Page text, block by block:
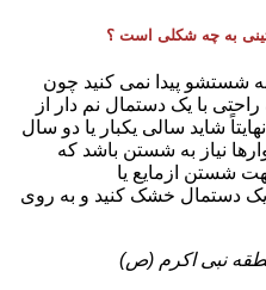
به چه شکلی است ؟
شستشو پیدا نمی کنید چون
با یک دستمال نم دار از
شاید سالی یکبار یا دو سال
نیاز به شستن باشد که
شستن ازمایع یا
یک دستمال خشک کنید و به روی
نبی اکرم (ص)